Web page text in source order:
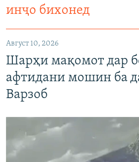
инҷо бихонед
Август 10, 2026
Шарҳи мақомот дар
афтидани мошин ба
Варзоб